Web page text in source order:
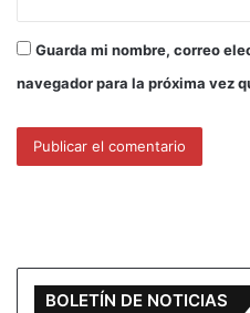
Guarda mi nombre, correo
navegador para la próxima vez
BOLETÍN DE NOTICIAS